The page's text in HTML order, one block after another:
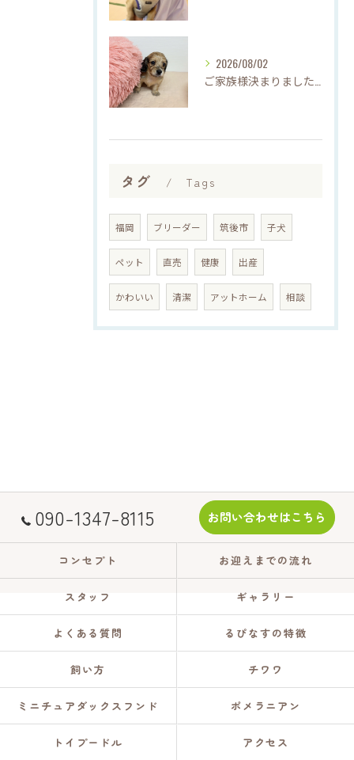
2026/08/02
タグ Tags
福岡 ブリーダー 筑後市 子犬
ペット 直売 健康 出産
かわいい 清潔 アットホーム 相談
090-1347-8115 お問い合わせはこちら
コンセプト お迎えまでの流れ
スタッフ ギャラリー
よくある質問 るぴなすの特徴
飼い方 チワワ
ミニチュアダックスフンド ポメラニアン
トイプードル アクセス